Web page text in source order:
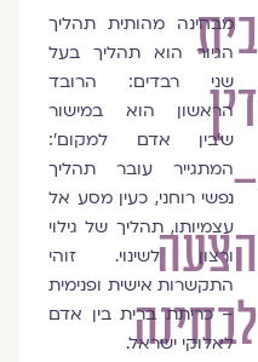
בית
דין
–
הצעה
לבחינה
מבחינה מהותית תהליך
הגיור הוא תהליך בעל
שני רבדים: הרובד
הראשון הוא במישור
ש'בין אדם למקום':
המתגייר עובר תהליך
נפשי רוחני, כעין מסע אל
עצמיותו, תהליך של גילוי
ורצון לשינוי. זוהי
התקשרות אישית ופנימית
– כריתת ברית בין אדם
לאלוקי ישראל.